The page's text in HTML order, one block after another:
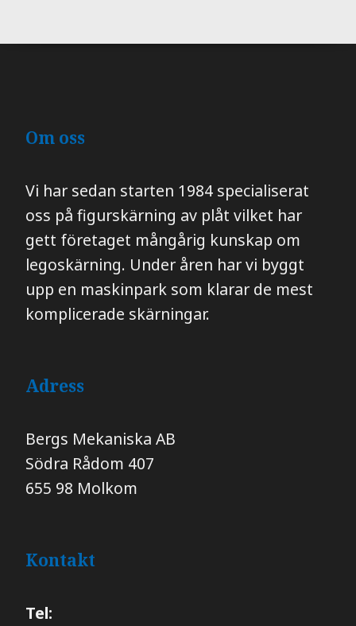
Om oss
Vi har sedan starten 1984 specialiserat
oss på figurskärning av plåt vilket har
gett företaget mångårig kunskap om
legoskärning. Under åren har vi byggt
upp en maskinpark som klarar de mest
komplicerade skärningar.
Adress
Bergs Mekaniska AB
​​​​​​​Södra Rådom 407
655 98 Molkom
Kontakt
Tel: